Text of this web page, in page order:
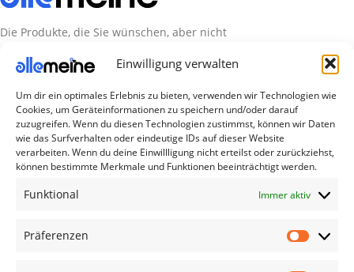
Einwilligung verwalten
Um dir ein optimales Erlebnis zu bieten, verwenden wir Technologien wie
Cookies, um Geräteinformationen zu speichern und/oder darauf
zuzugreifen. Wenn du diesen Technologien zustimmst, können wir Daten
wie das Surfverhalten oder eindeutige IDs auf dieser Website
verarbeiten. Wenn du deine Einwillligung nicht erteilst oder zurückziehst,
können bestimmte Merkmale und Funktionen beeinträchtigt werden.
Funktional Immer aktiv
Präferenzen
Die Produkte, die Sie wünschen, aber nicht
Welt hier.
Abonnieren Sie uns
Kategorien
Handy Zubehör